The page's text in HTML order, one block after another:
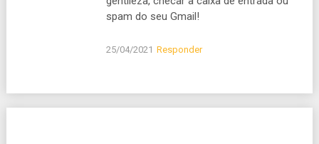
spam do seu Gmail!
25/04/2021 Responder